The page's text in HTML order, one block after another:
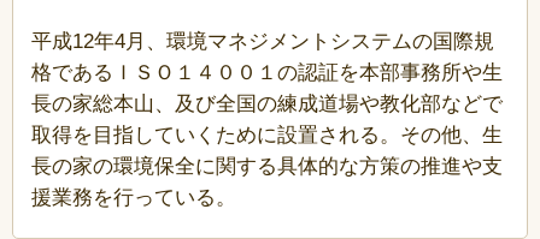
平成12年4月、環境マネジメントシステムの国際規
格であるＩＳＯ１４００１の認証を本部事務所や生
長の家総本山、及び全国の練成道場や教化部などで
取得を目指していくために設置される。その他、生
長の家の環境保全に関する具体的な方策の推進や支
援業務を行っている。